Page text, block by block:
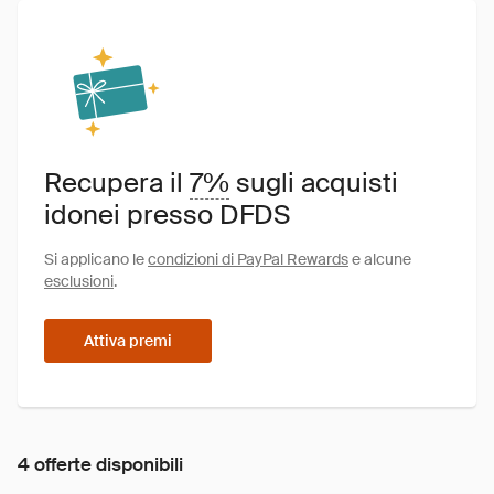
Recupera il 7% sugli acquisti
idonei presso DFDS
Si applicano lecondizioni di PayPal Rewardse alcune
esclusioni.
Attiva premi
4 offerte disponibili